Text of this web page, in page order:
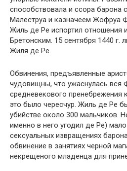
способствовала и ссора барона
Малеструа и казначеем Жофруа
Жиль де Ре испортил отношения
Бретонским. 15 сентября 1440 г.
Жиля де Ре.
Обвинения, предъявленные
чудовищны, что ужаснулась вся
средневекового пренебрежения
это было чересчур. Жиль де Ре
убийстве около 300 мальчиков.
именно в него угодил де Ре)
сексуальных извращениях
обвинение в занятиях черной
некрещеного младенца для